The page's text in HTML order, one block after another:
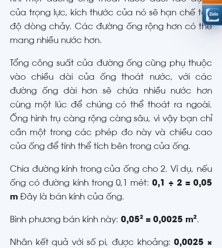
của trọng lực, kích thước của nó sẽ hạn chế tốc
độ dòng chảy. Các đường ống rộng hơn có thể
mang nhiều nước hơn.
Tổng công suất của đường ống cũng phụ thuộc
vào chiều dài của ống thoát nước, với các
đường ống dài hơn sẽ chứa nhiều nước hơn
cùng một lúc để chúng có thể thoát ra ngoài.
Ống hình trụ càng rộng càng sâu, vì vậy bạn chỉ
cần một trong các phép đo này và chiều cao
của ống để tính thể tích bên trong của ống.
Chia đường kính trong của ống cho 2. Ví dụ, nếu
ống có đường kính trong 0,1 mét:0,1 ÷ 2 = 0,05
m Đây là bán kính của ống.
Bình phương bán kính này: 0,05² = 0,0025 m².
Nhân kết quả với số pi, được khoảng:0,0025 ×